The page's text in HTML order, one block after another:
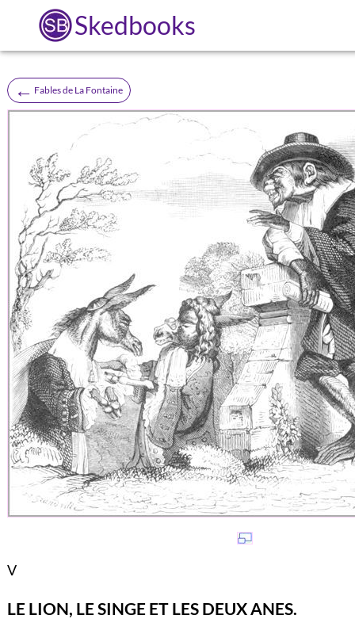
Skedbooks
← Fables de La Fontaine
V
LE LION, LE SINGE ET LES DEUX ANES.